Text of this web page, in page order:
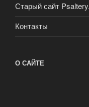
Старый сайт
Контакты
О САЙТЕ